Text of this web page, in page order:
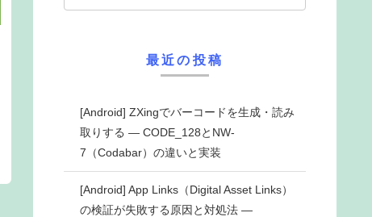
最近の投稿
[Android] ZXingでバーコードを生成・読み
取りする ― CODE_128とNW-
7（Codabar）の違いと実装
[Android] App Links（Digital Asset Links）
の検証が失敗する原因と対処法 ―